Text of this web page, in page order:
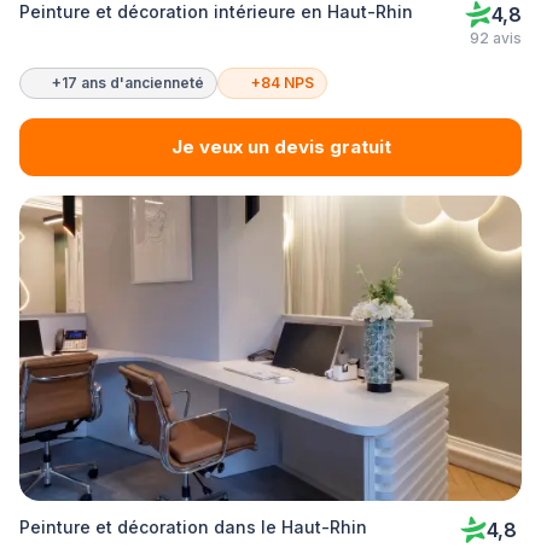
Peinture et décoration intérieure en Haut-Rhin 4,8
92 avis
+17 ans d'ancienneté +84 NPS
Je veux un devis gratuit
Peinture et décoration dans le Haut-Rhin 4,8